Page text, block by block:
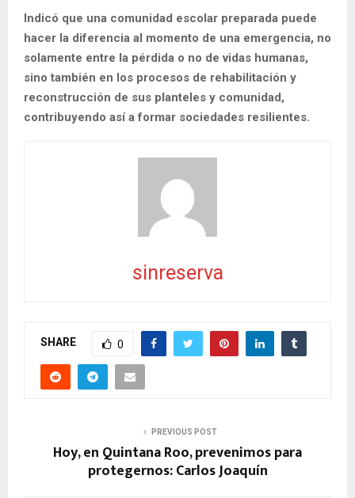
Indicó que una comunidad escolar preparada puede
hacer la diferencia al momento de una emergencia, no
solamente entre la pérdida o no de vidas humanas,
sino también en los procesos de rehabilitación y
reconstrucción de sus planteles y comunidad,
contribuyendo así a formar sociedades resilientes.
sinreserva
SHARE 0
PREVIOUS POST
Hoy, en Quintana Roo, prevenimos para
protegernos: Carlos Joaquín